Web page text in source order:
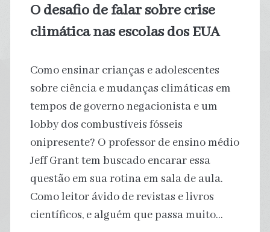
O desafio de falar sobre crise
climática nas escolas dos EUA
Como ensinar crianças e adolescentes
sobre ciência e mudanças climáticas em
tempos de governo negacionista e um
lobby dos combustíveis fósseis
onipresente? O professor de ensino médio
Jeff Grant tem buscado encarar essa
questão em sua rotina em sala de aula.
Como leitor ávido de revistas e livros
científicos, e alguém que passa muito…